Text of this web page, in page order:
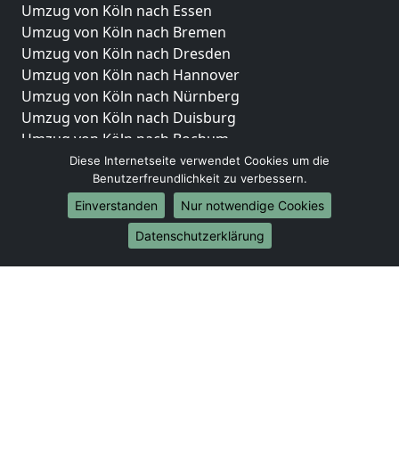
Umzug von Köln nach Essen
Umzug von Köln nach Bremen
Umzug von Köln nach Dresden
Umzug von Köln nach Hannover
Umzug von Köln nach Nürnberg
Umzug von Köln nach Duisburg
Umzug von Köln nach Bochum
Umzug von Köln nach Wuppertal
Umzug von Köln nach Bielefeld
Umzug von Köln nach Bonn
Umzug von Köln nach Münster
Diese Internetseite verwendet Cookies um die
Benutzerfreundlichkeit zu verbessern.
Einverstanden
Nur notwendige Cookies
Datenschutzerklärung